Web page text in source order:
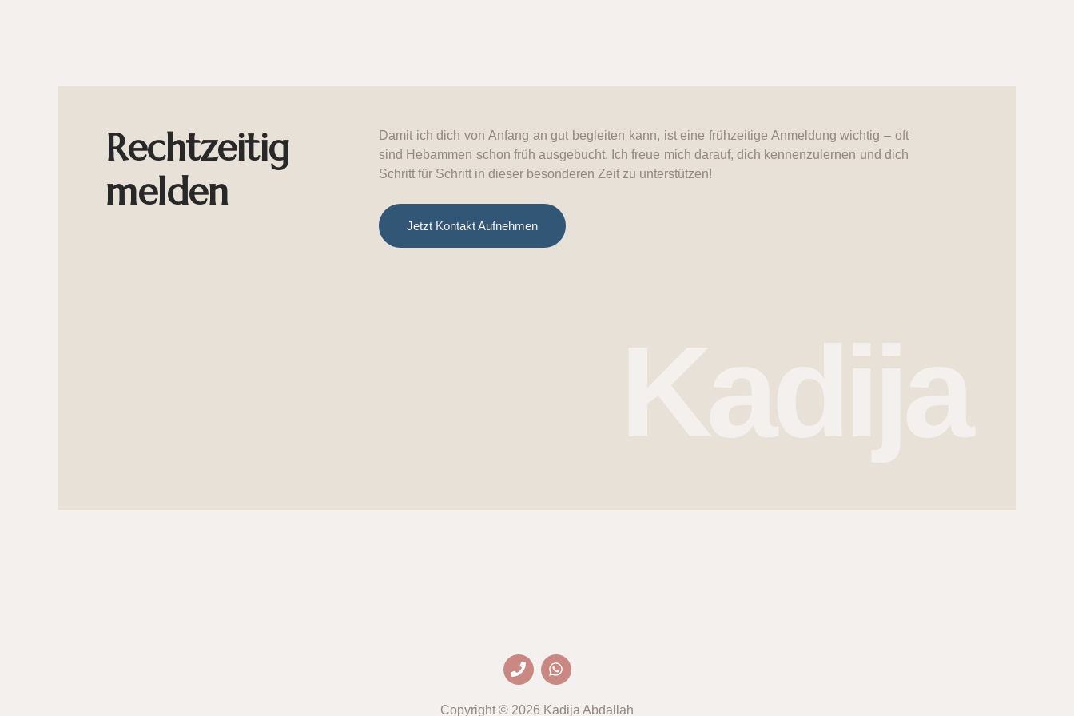
Rechtzeitig
melden
Damit ich dich von Anfang an gut begleiten kann, ist eine frühzeitige Anmeldung wichtig – oft
sind Hebammen schon früh ausgebucht. Ich freue mich darauf, dich kennenzulernen und dich
Schritt für Schritt in dieser besonderen Zeit zu unterstützen!
Jetzt Kontakt Aufnehmen
P
h
n
W
h
t
Copyright © 2026 Kadija Abdallah